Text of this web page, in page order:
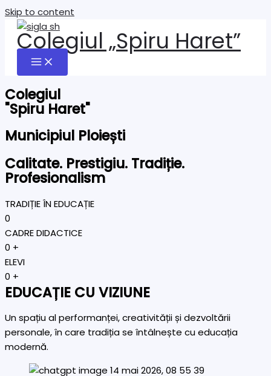
Skip to content
Colegiul „Spiru Haret”
Colegiul
"Spiru Haret"
Municipiul Ploiești
Calitate. Prestigiu. Tradiție.
Profesionalism
TRADIȚIE ÎN EDUCAȚIE
0
CADRE DIDACTICE
0 +
ELEVI
0 +
EDUCAȚIE CU VIZIUNE
Un spațiu al performanței, creativității și dezvoltării
personale, în care tradiția se întâlnește cu educația
modernă.